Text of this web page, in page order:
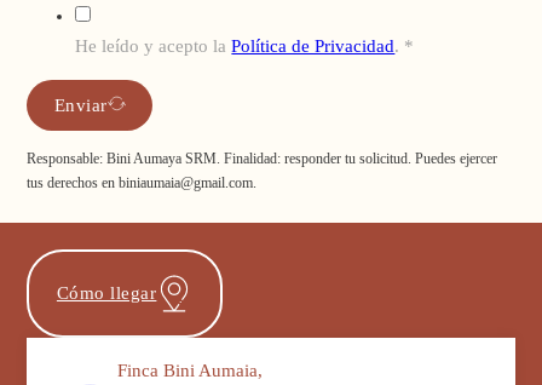
He leído y acepto laPolítica de Privacidad. *
Enviar
Responsable: Bini Aumaya SRM. Finalidad: responder tu solicitud. Puedes ejercer
tus derechos en biniaumaia@gmail.com.
Cómo llegar
Finca Bini Aumaia,